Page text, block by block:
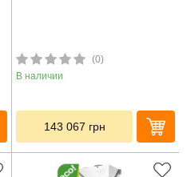
(0)
В наличии
143 067 грн